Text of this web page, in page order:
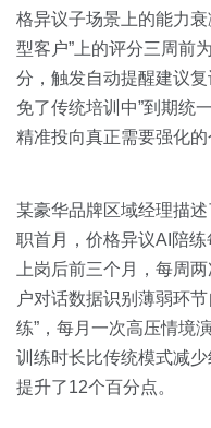
格异议子场景上的能力
型客户”上的评分三周前
分，触发自动提醒建议
免了传统培训中”到期统
精准投向真正需要强化的
某豪华品牌区域经理描
职首月，价格异议AI陪练
上岗后前三个月，每周
户对话数据识别薄弱环
练”，每月一次高压情境
训练时长比传统模式减
提升了12个百分点。